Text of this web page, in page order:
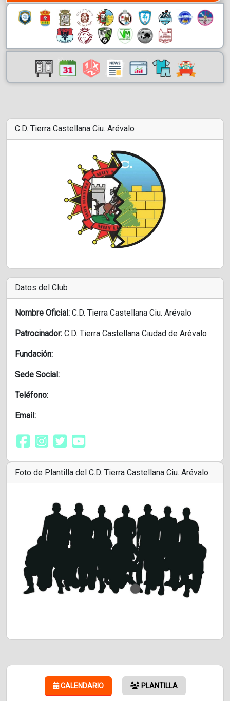
C.D. Tierra Castellana Ciu. Arévalo
Datos del Club
Nombre Oficial: C.D. Tierra Castellana Ciu. Arévalo
Patrocinador: C.D. Tierra Castellana Ciudad de Arévalo
Fundación:
Sede Social:
Teléfono:
Email:
Foto de Plantilla del C.D. Tierra Castellana Ciu. Arévalo
CALENDARIO PLANTILLA